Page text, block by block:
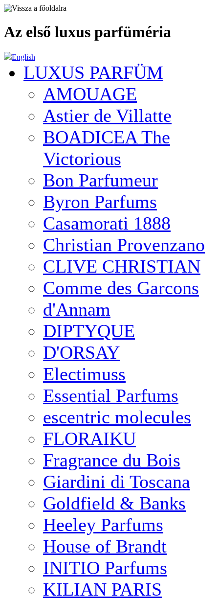
Az első luxus parfüméria
English
LUXUS PARFÜM
AMOUAGE
Astier de Villatte
BOADICEA The
Victorious
Bon Parfumeur
Byron Parfums
Casamorati 1888
Christian Provenzano
CLIVE CHRISTIAN
Comme des Garcons
d'Annam
DIPTYQUE
D'ORSAY
Electimuss
Essential Parfums
escentric molecules
FLORAIKU
Fragrance du Bois
Giardini di Toscana
Goldfield & Banks
Heeley Parfums
House of Brandt
INITIO Parfums
KILIAN PARIS